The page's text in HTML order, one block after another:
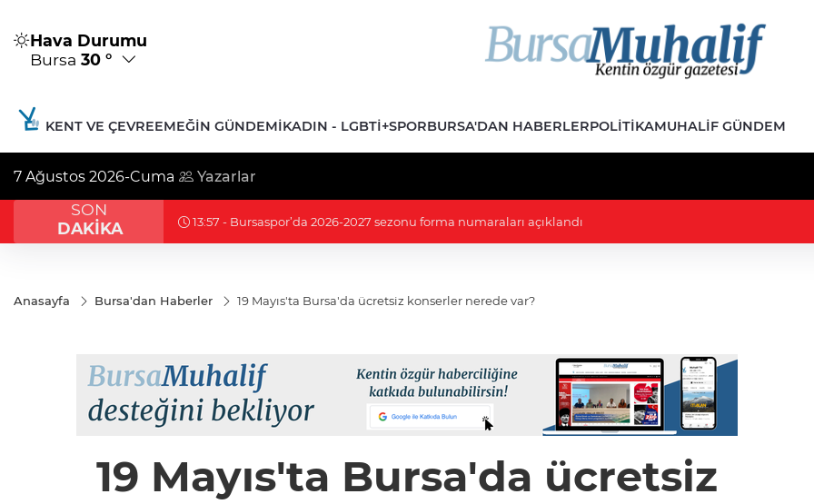
Hava Durumu
Bursa 30 °
KENT VE ÇEVREEMEĞIN GÜNDEMIKADIN - LGBTİ+SPORBURSA'DAN HABERLERPOLITIKAMUHALIF GÜNDEM
7 Ağustos 2026-Cuma Yazarlar
SON
DAKİKA
13:49 - Bursa'da eski CHP Gençlik Kolları Başkanı evinde ölü bulundu
Anasayfa Bursa'dan Haberler 19 Mayıs'ta Bursa'da ücretsiz konserler nerede var?
19 Mayıs'ta Bursa'da ücretsiz